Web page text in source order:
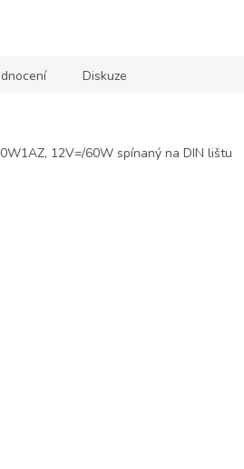
Diskuze
12V=/60W spínaný na DIN lištu